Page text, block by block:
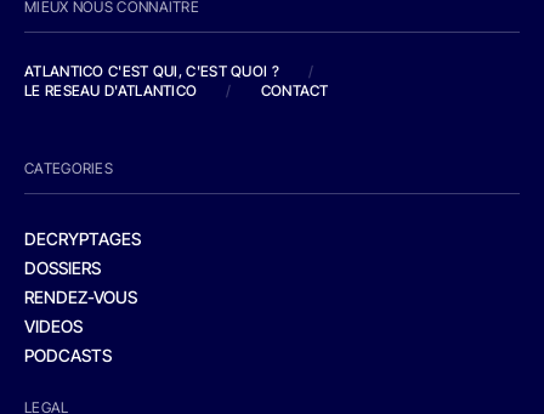
MIEUX NOUS CONNAITRE
ATLANTICO C'EST QUI, C'EST QUOI ?
/
LE RESEAU D'ATLANTICO
/ CONTACT
CATEGORIES
DECRYPTAGES
DOSSIERS
RENDEZ-VOUS
VIDEOS
PODCASTS
LEGAL